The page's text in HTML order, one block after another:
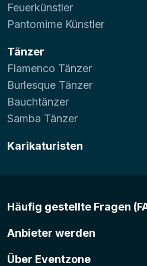
Feuerkünstler
Pantomime Künstler
Tänzer
Flamenco Tänzer
Burlesque Tänzer
Bauchtänzer
Samba Tänzer
Karikaturisten
Häufig gestellte Fragen
Anbieter werden
Über Eventzone